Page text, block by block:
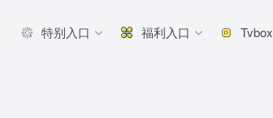
特别入口 福利入口